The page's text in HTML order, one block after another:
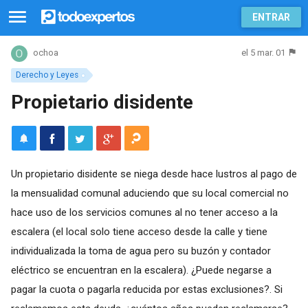
ENTRAR
Derecho y Leyes
ochoa el 5 mar. 01
Propietario disidente
Un propietario disidente se niega desde hace lustros al pago de
la mensualidad comunal aduciendo que su local comercial no
hace uso de los servicios comunes al no tener acceso a la
escalera (el local solo tiene acceso desde la calle y tiene
individualizada la toma de agua pero su buzón y contador
eléctrico se encuentran en la escalera). ¿Puede negarse a
pagar la cuota o pagarla reducida por estas exclusiones?. Si